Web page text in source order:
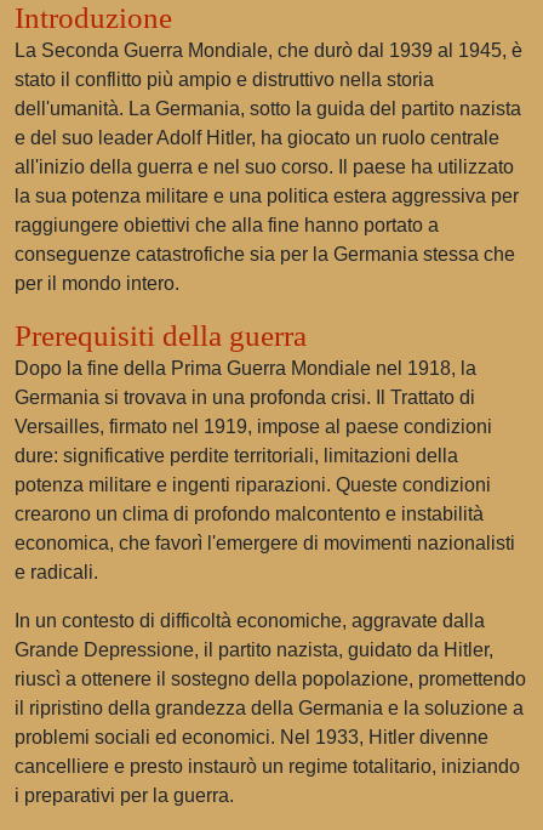
Introduzione
La Seconda Guerra Mondiale, che durò dal 1939 al 1945, è
stato il conflitto più ampio e distruttivo nella storia
dell'umanità. La Germania, sotto la guida del partito nazista
e del suo leader Adolf Hitler, ha giocato un ruolo centrale
all'inizio della guerra e nel suo corso. Il paese ha utilizzato
la sua potenza militare e una politica estera aggressiva per
raggiungere obiettivi che alla fine hanno portato a
conseguenze catastrofiche sia per la Germania stessa che
per il mondo intero.
Prerequisiti della guerra
Dopo la fine della Prima Guerra Mondiale nel 1918, la
Germania si trovava in una profonda crisi. Il Trattato di
Versailles, firmato nel 1919, impose al paese condizioni
dure: significative perdite territoriali, limitazioni della
potenza militare e ingenti riparazioni. Queste condizioni
crearono un clima di profondo malcontento e instabilità
economica, che favorì l'emergere di movimenti nazionalisti
e radicali.
In un contesto di difficoltà economiche, aggravate dalla
Grande Depressione, il partito nazista, guidato da Hitler,
riuscì a ottenere il sostegno della popolazione, promettendo
il ripristino della grandezza della Germania e la soluzione a
problemi sociali ed economici. Nel 1933, Hitler divenne
cancelliere e presto instaurò un regime totalitario, iniziando
i preparativi per la guerra.